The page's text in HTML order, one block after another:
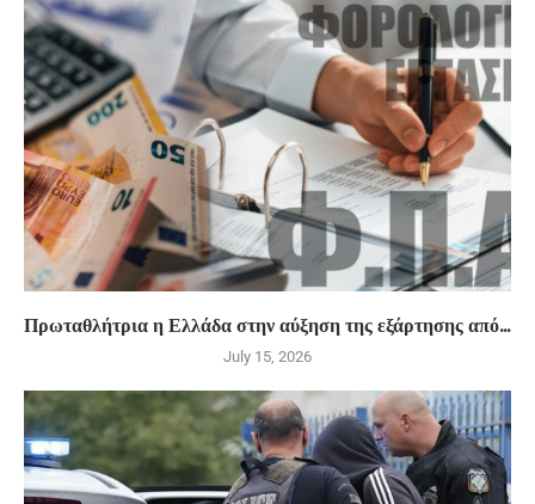
Πρωταθλήτρια η Ελλάδα στην αύξηση της εξάρτησης από...
July 15, 2026